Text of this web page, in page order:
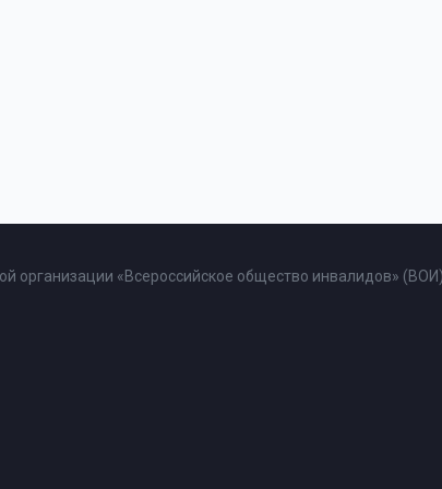
организации «Всероссийское общество инвалидов»